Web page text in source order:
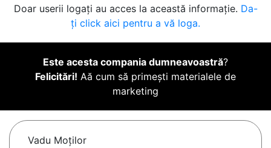
Doar userii logați au acces la această informație. Da-
ți click aici pentru a vă loga.
Este acesta compania dumneavoastră?
Felicitări! Aă cum să primești materialele de
marketing
Vadu Moţilor